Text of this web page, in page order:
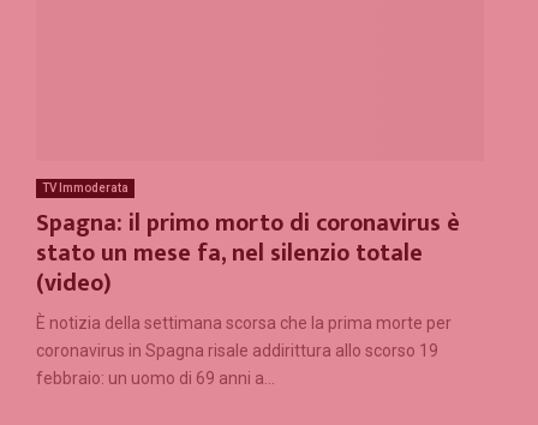
TV Immoderata
Spagna: il primo morto di coronavirus è
stato un mese fa, nel silenzio totale
(video)
È notizia della settimana scorsa che la prima morte per
coronavirus in Spagna risale addirittura allo scorso 19
febbraio: un uomo di 69 anni a...